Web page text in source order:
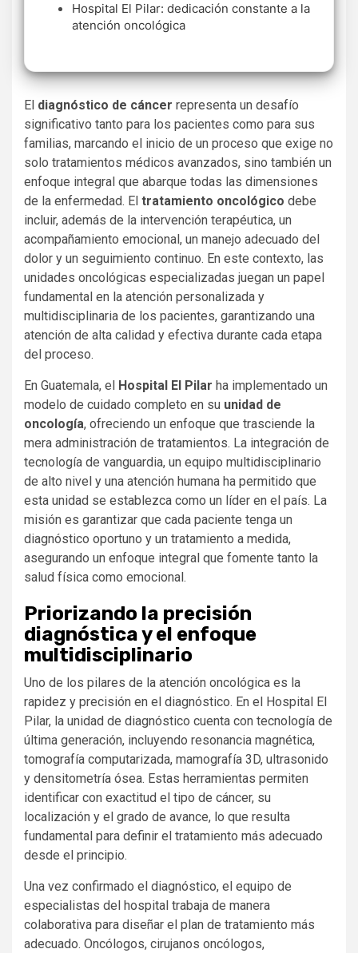
Hospital El Pilar: dedicación constante a la
atención oncológica
El diagnóstico de cáncer representa un desafío
significativo tanto para los pacientes como para sus
familias, marcando el inicio de un proceso que exige no
solo tratamientos médicos avanzados, sino también un
enfoque integral que abarque todas las dimensiones
de la enfermedad. El tratamiento oncológico debe
incluir, además de la intervención terapéutica, un
acompañamiento emocional, un manejo adecuado del
dolor y un seguimiento continuo. En este contexto, las
unidades oncológicas especializadas juegan un papel
fundamental en la atención personalizada y
multidisciplinaria de los pacientes, garantizando una
atención de alta calidad y efectiva durante cada etapa
del proceso.
En Guatemala, el Hospital El Pilar ha implementado un
modelo de cuidado completo en su unidad de
oncología, ofreciendo un enfoque que trasciende la
mera administración de tratamientos. La integración de
tecnología de vanguardia, un equipo multidisciplinario
de alto nivel y una atención humana ha permitido que
esta unidad se establezca como un líder en el país. La
misión es garantizar que cada paciente tenga un
diagnóstico oportuno y un tratamiento a medida,
asegurando un enfoque integral que fomente tanto la
salud física como emocional.
Priorizando la precisión
diagnóstica y el enfoque
multidisciplinario
Uno de los pilares de la atención oncológica es la
rapidez y precisión en el diagnóstico. En el Hospital El
Pilar, la unidad de diagnóstico cuenta con tecnología de
última generación, incluyendo resonancia magnética,
tomografía computarizada, mamografía 3D, ultrasonido
y densitometría ósea. Estas herramientas permiten
identificar con exactitud el tipo de cáncer, su
localización y el grado de avance, lo que resulta
fundamental para definir el tratamiento más adecuado
desde el principio.
Una vez confirmado el diagnóstico, el equipo de
especialistas del hospital trabaja de manera
colaborativa para diseñar el plan de tratamiento más
adecuado. Oncólogos, cirujanos oncólogos,